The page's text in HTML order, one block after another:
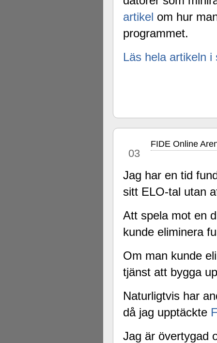
artikel om hur
programmet.
Läs hela artikeln i
03
FIDE Online
Jag har en tid
sitt ELO-tal utan
Att spela mot en
kunde eliminera
Om man kunde
tjänst att bygga
Naturligtvis har
då jag upptäckte
Jag är övertygad